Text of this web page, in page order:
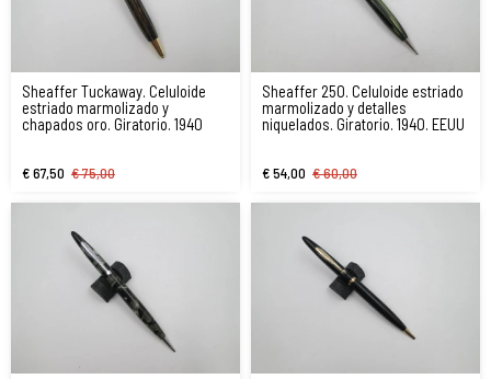
Sheaffer Tuckaway. Celuloide
estriado marmolizado y
chapados oro. Giratorio. 1940
€ 67,50 € 75,00
Sheaffer 250. Celuloide estriado
marmolizado y detalles
niquelados. Giratorio. 1940. EEUU
€ 54,00 € 60,00